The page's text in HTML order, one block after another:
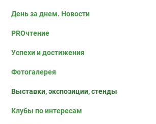
День за днем. Новости
PROчтение
Успехи и достижения
Фотогалерея
Выставки, экспозиции, стенды
Клубы по интересам